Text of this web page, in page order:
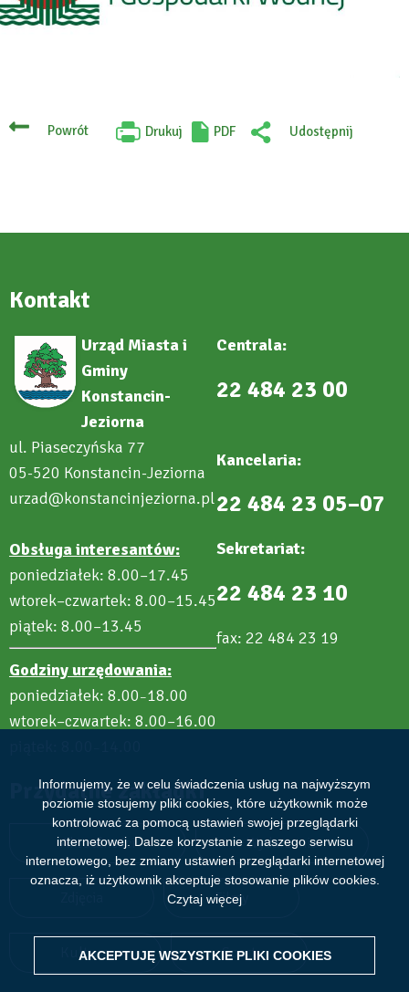
Informujemy, że w celu świadczenia usług na najwyższym
poziomie stosujemy pliki cookies, które użytkownik może
kontrolować za pomocą ustawień swojej przeglądarki
internetowej. Dalsze korzystanie z naszego serwisu
internetowego, bez zmiany ustawień przeglądarki internetowej
oznacza, iż użytkownik akceptuje stosowanie plików cookies.
Czytaj więcej
AKCEPTUJĘ WSZYSTKIE PLIKI COOKIES
WITHDRAW CONSENT
Powrót Drukuj
Will
PDF
Udostępnij
Kontakt
Urząd Miasta i
Gminy
Konstancin-
Jeziorna
ul. Piaseczyńska 77
05-520 Konstancin-Jeziorna
urzad@konstancinjeziorna.pl
Obsługa interesantów:
poniedziałek: 8.00–17.45
wtorek–czwartek: 8.00–15.45
piątek: 8.00–13.45
Godziny urzędowania:
poniedziałek: 8.00–18.00
wtorek–czwartek: 8.00–16.00
Centrala:
22 484 23 00
Kancelaria:
22 484 23 05–07
Sekretariat:
22 484 23 10
fax: 22 484 23 19
Przydatne zakładki
Aktualności Wydarzenia
Filmy
Kultura Sport